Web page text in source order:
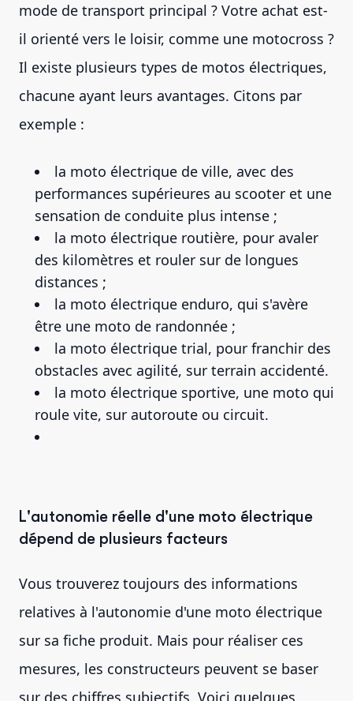
mode de transport principal ? Votre achat est-
il orienté vers le loisir, comme une motocross ?
Il existe plusieurs types de motos électriques,
chacune ayant leurs avantages. Citons par
exemple :
la moto électrique de ville, avec des
performances supérieures au scooter et une
sensation de conduite plus intense ;
la moto électrique routière, pour avaler
des kilomètres et rouler sur de longues
distances ;
la moto électrique enduro, qui s'avère
être une moto de randonnée ;
la moto électrique trial, pour franchir des
obstacles avec agilité, sur terrain accidenté.
la moto électrique sportive, une moto qui
roule vite, sur autoroute ou circuit.
L'autonomie réelle d'une moto électrique
dépend de plusieurs facteurs
Vous trouverez toujours des informations
relatives à l'autonomie d'une moto électrique
sur sa fiche produit. Mais pour réaliser ces
mesures, les constructeurs peuvent se baser